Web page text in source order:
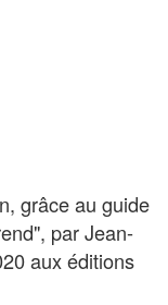
grâce au guide
par Jean-
aux éditions